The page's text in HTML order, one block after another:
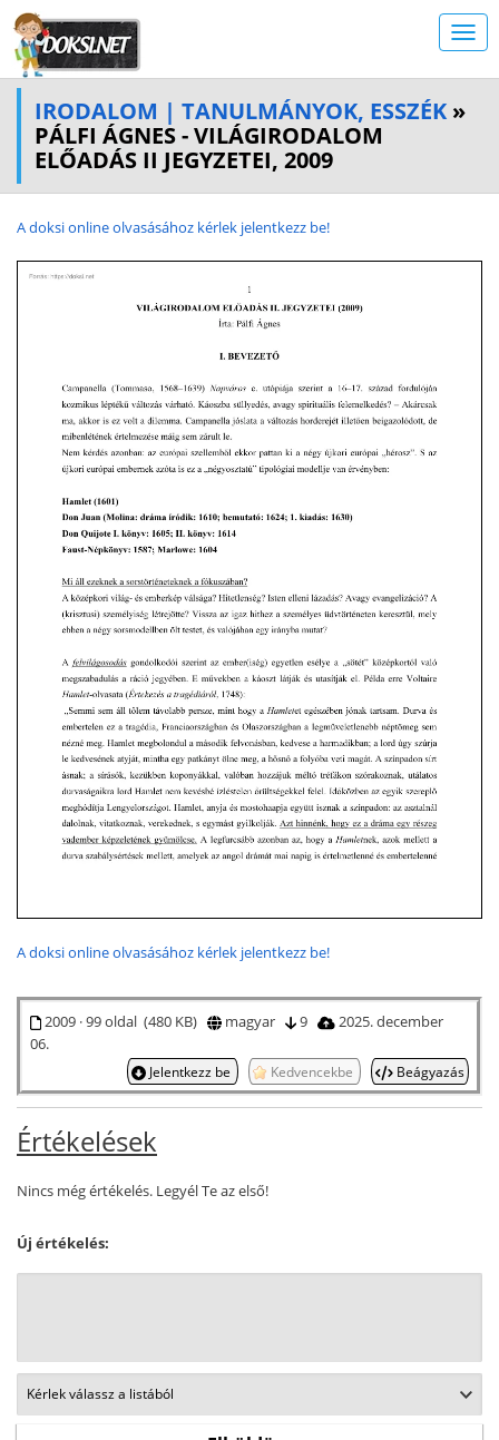
IRODALOM | TANULMÁNYOK, ESSZÉK »
PÁLFI ÁGNES - VILÁGIRODALOM
ELŐADÁS II JEGYZETEI, 2009
A doksi online olvasásához kérlek jelentkezz be!
A doksi online olvasásához kérlek jelentkezz be!
2009 · 99 oldal (480 KB) magyar 9
2025. december
06.
Jelentkezz be Kedvencekbe Beágyazás
Értékelések
Nincs még értékelés. Legyél Te az első!
Új értékelés: